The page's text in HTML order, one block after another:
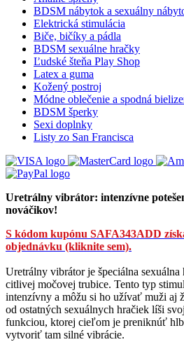
BDSM nábytok a sexuálny
Elektrická stimulácia
Biče, bičíky a pádla
BDSM sexuálne hračky
Ľudské šteňa Play Shop
Latex a guma
Kožený postroj
Módne oblečenie a spodná
BDSM šperky
Sexi doplnky
Listy zo San Francisca
Uretrálny vibrátor: intenzívne
nováčikov!
S kódom kupónu SAFA343ADD
objednávku (kliknite sem).
Uretrálny vibrátor je špeciálna sexuálna
citlivej močovej trubice. Tento typ
intenzívny a môžu si ho užívať muži aj
od ostatných sexuálnych hračiek líši
funkciou, ktorej cieľom je preniknúť
vytvoriť tam silné vibrácie.